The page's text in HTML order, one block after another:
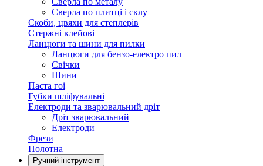
Сверла по плитці і склу
Скоби, цвяхи для степлерів
Стержні клейові
Ланцюги та шини для пилки
Ланцюги для бензо-електро пил
Свічки
Шини
Паста гоі
Губки шліфувальні
Електроди та зварювальний дріт
Дріт зварювальний
Електроди
Фрези
Полотна
Ручний інструмент